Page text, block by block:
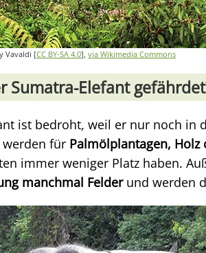
Vavaldi [CC BY-SA 4.0], via Wikimedia Commons
Sumatra-Elefant
ist bedroht, weil er nur noch in
werden für Palmölplantagen,
immer weniger Platz haben.
manchmal Felderund werden